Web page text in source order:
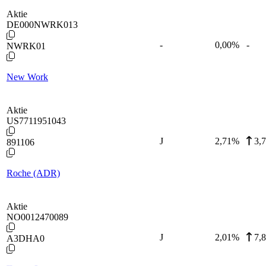
Aktie
DE000NWRK013
NWRK01
New Work
- 0,00% -
Aktie
US7711951043
891106
Roche (ADR)
J 2,71%
Aktie
NO0012470089
A3DHA0 J 2,01%